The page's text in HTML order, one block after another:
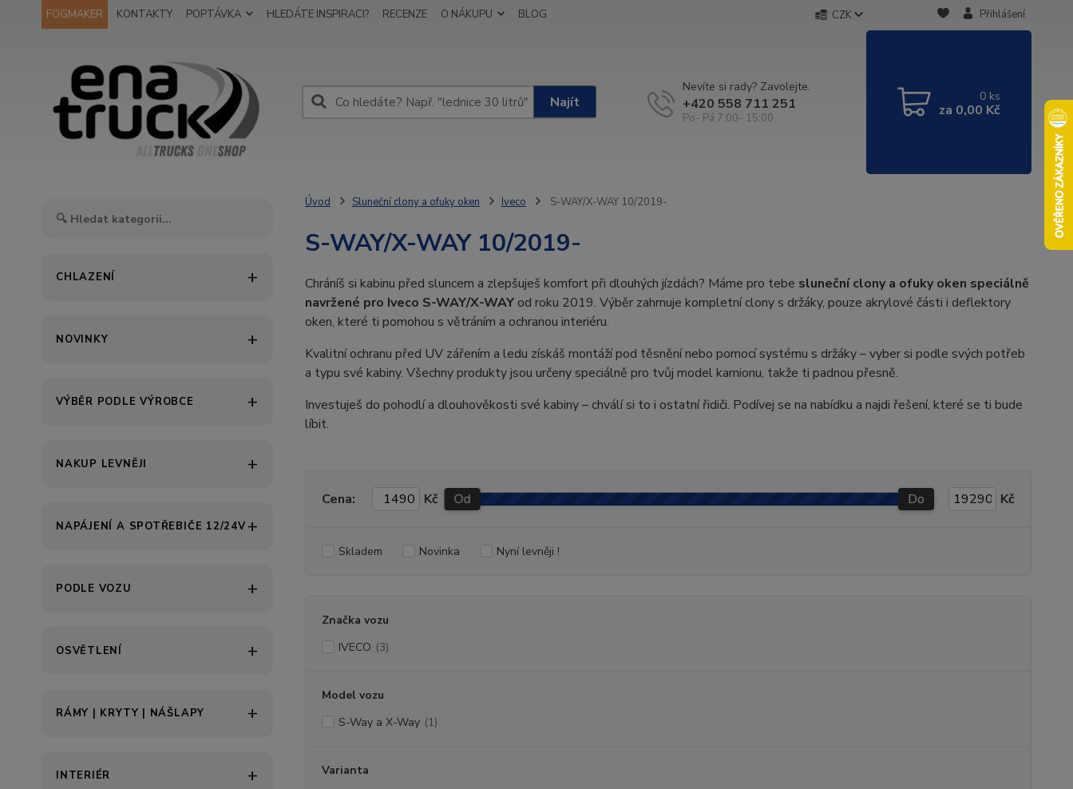
FOGMAKER KONTAKTY POPTÁVKA HLEDÁTE INSPIRACI? RECENZE O NÁKUPU BLOG CZK Přihlášení
Najít
Nevíte si rady? Zavolejte.
+420 558 711 251
Po- Pá 7:00- 15:00
0 ks
za 0,00 Kč
CHLAZENÍ
NOVINKY
VÝBĚR PODLE VÝROBCE
NAKUP LEVNĚJI
NAPÁJENÍ A SPOTŘEBIČE 12/24V
PODLE VOZU
OSVĚTLENÍ
RÁMY | KRYTY | NÁŠLAPY
INTERIÉR
Úvod Sluneční clony a ofuky oken Iveco S-WAY/X-WAY 10/2019-
S-WAY/X-WAY 10/2019-
Chráníš si kabinu před sluncem a zlepšuješ komfort při dlouhých jízdách? Máme pro tebe sluneční clony a ofuky oken speciálně
navržené pro Iveco S-WAY/X-WAYod roku 2019. Výběr zahrnuje kompletní clony s držáky, pouze akrylové části i deflektory
oken, které ti pomohou s větráním a ochranou interiéru.
Kvalitní ochranu před UV zářením a ledu získáš montáží pod těsnění nebo pomocí systému s držáky – vyber si podle svých potřeb
a typu své kabiny. Všechny produkty jsou určeny speciálně pro tvůj model kamionu, takže ti padnou přesně.
Investuješ do pohodlí a dlouhověkosti své kabiny – chválí si to i ostatní řidiči. Podívej se na nabídku a najdi řešení, které se ti bude
líbit.
Cena: Kč Od Do Kč
Skladem Novinka Nyní levněji !
Značka vozu
IVECO (3)
Model vozu
S-Way a X-Way (1)
Varianta